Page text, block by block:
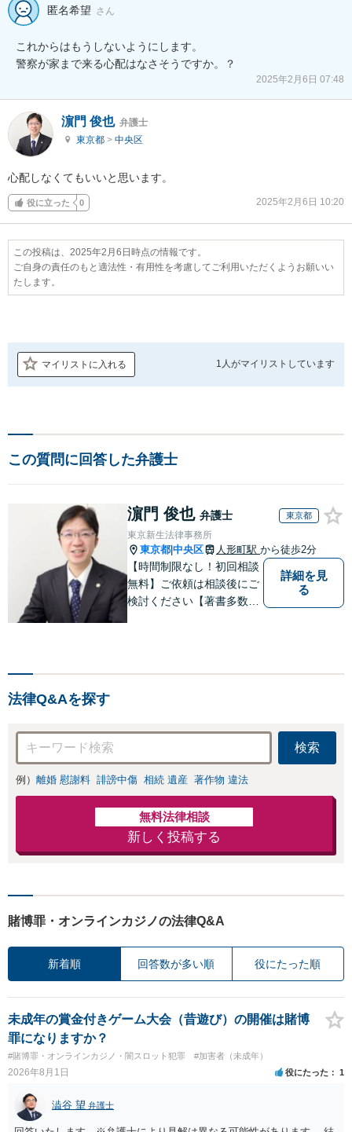
匿名希望 さん
これからはもうしないようにします。
警察が家まで来る心配はなさそうですか。？
2025年2月6日 07:48
濵門 俊也 弁護士
東京都 > 中央区
心配しなくてもいいと思います。
役に立った 0 2025年2月6日 10:20
この投稿は、2025年2月6日時点の情報です。
ご自身の責任のもと適法性・有用性を考慮してご利用いただくようお願いい
たします。
マイリストに入れる 1人がマイリストしています
この質問に回答した弁護士
濵門 俊也 弁護士 東京都
東京新生法律事務所
東京都 中央区 人形町駅 から徒歩2分
【時間制限なし！初回相談
無料】ご依頼は相談後にご
検討ください【著書多数】
詳細を見
る
法律Q&Aを探す
検索
例） 離婚 慰謝料 誹謗中傷 相続 遺産 著作物 違法
無料法律相談
新しく投稿する
賭博罪・オンラインカジノの法律Q&A
新着順 回答数が多い順 役にたった順
未成年の賞金付きゲーム大会（昔遊び）の開催は賭博
罪になりますか？
#賭博罪・オンラインカジノ・闇スロット犯罪 #加害者（未成年）
2026年8月1日 役にたった 1
澁谷 望 弁護士